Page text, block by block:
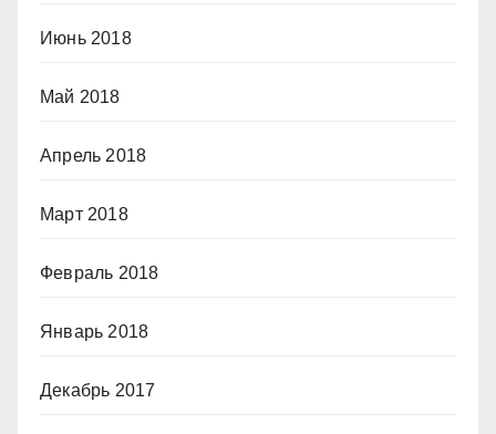
Июнь 2018
Май 2018
Апрель 2018
Март 2018
Февраль 2018
Январь 2018
Декабрь 2017